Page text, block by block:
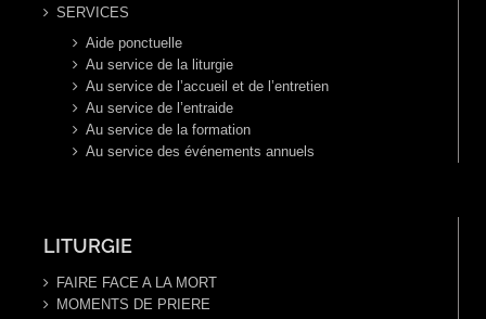
SERVICES
Aide ponctuelle
Au service de la liturgie
Au service de l’accueil et de l’entretien
Au service de l’entraide
Au service de la formation
Au service des événements annuels
LITURGIE
FAIRE FACE A LA MORT
MOMENTS DE PRIERE